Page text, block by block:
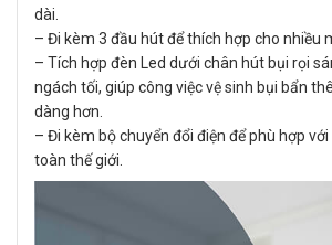
dài.
– Đi kèm 3 đầu hút để thích hợp cho nhiều
– Tích hợp đèn Led dưới chân hút bụi rọi
ngách tối, giúp công việc vệ sinh bụi bẩn
dàng hơn.
– Đi kèm bộ chuyển đổi điện để phù hợp
toàn thế giới.